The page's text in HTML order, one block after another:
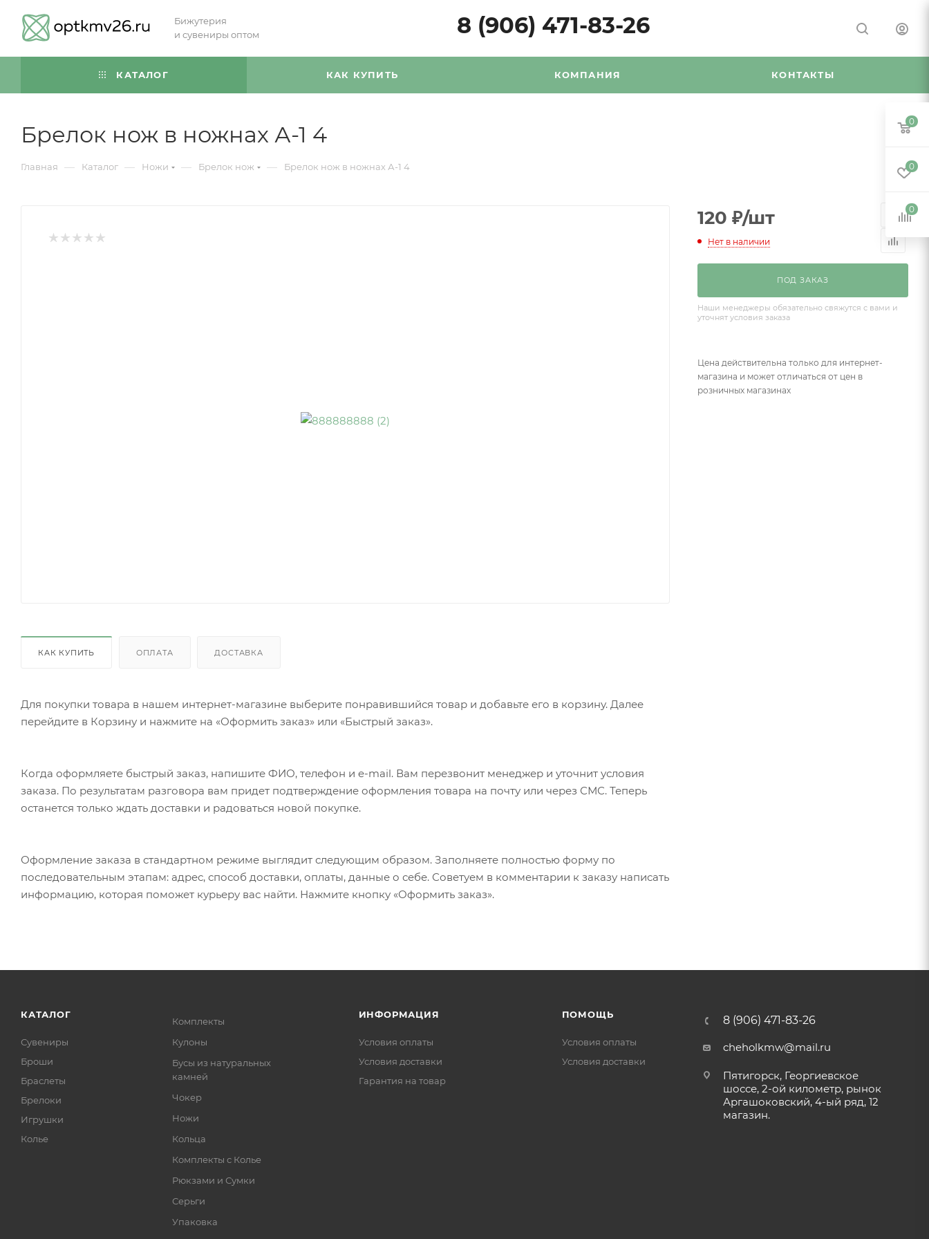
Бижутерия
и сувениры оптом
8 (906) 471-83-26
КАТАЛОГ КАК КУПИТЬ КОМПАНИЯ КОНТАКТЫ
Брелок нож в ножнах А-1 4
Главная — Каталог — Ножи — Брелок нож — Брелок нож в ножнах А-1 4
КАК КУПИТЬ ОПЛАТА ДОСТАВКА
Для покупки товара в нашем интернет-магазине выберите понравившийся товар и добавьте его в корзину. Далее
перейдите в Корзину и нажмите на «Оформить заказ» или «Быстрый заказ».
Когда оформляете быстрый заказ, напишите ФИО, телефон и e-mail. Вам перезвонит менеджер и уточнит условия
заказа. По результатам разговора вам придет подтверждение оформления товара на почту или через СМС. Теперь
останется только ждать доставки и радоваться новой покупке.
Оформление заказа в стандартном режиме выглядит следующим образом. Заполняете полностью форму по
последовательным этапам: адрес, способ доставки, оплаты, данные о себе. Советуем в комментарии к заказу написать
информацию, которая поможет курьеру вас найти. Нажмите кнопку «Оформить заказ».
120 ₽/шт
Нет в наличии
ПОД ЗАКАЗ
Наши менеджеры обязательно свяжутся с вами и
уточнят условия заказа
Цена действительна только для интернет-
магазина и может отличаться от цен в
розничных магазинах
КАТАЛОГ
Сувениры
Броши
Браслеты
Брелоки
Игрушки
Колье
Комплекты
Кулоны
Бусы из натуральных
камней
Чокер
Ножи
Кольца
Комплекты с Колье
Рюкзами и Сумки
Серьги
Упаковка
ИНФОРМАЦИЯ
Условия оплаты
Условия доставки
Гарантия на товар
ПОМОЩЬ
Условия оплаты
Условия доставки
8 (906) 471-83-26
cheholkmw@mail.ru
Пятигорск, Георгиевское
шоссе, 2-ой километр, рынок
Аргашоковский, 4-ый ряд, 12
магазин.
0
0
0